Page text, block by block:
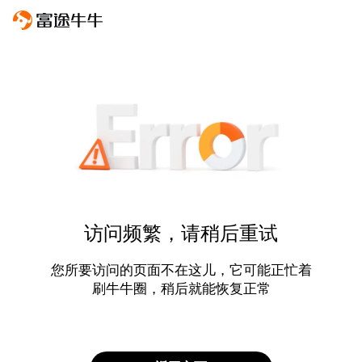
访问频繁，请稍后重试
您所要访问的页面不在这儿，它可能正忙着
刷牛牛圈，稍后就能恢复正常